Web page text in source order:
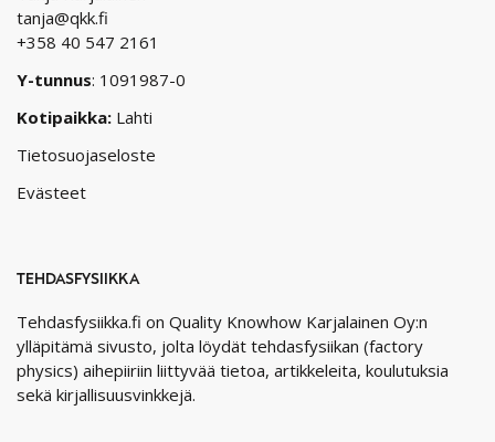
tanja@qkk.fi
+358 40 547 2161
Y-tunnus: 1091987-0
Kotipaikka: Lahti
Tietosuojaseloste
Evästeet
TEHDASFYSIIKKA
Tehdasfysiikka.fi on Quality Knowhow Karjalainen Oy:n
ylläpitämä sivusto, jolta löydät tehdasfysiikan (factory
physics) aihepiiriin liittyvää tietoa, artikkeleita, koulutuksia
sekä kirjallisuusvinkkejä.